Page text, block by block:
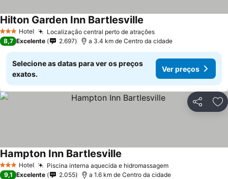
3 EstrelasHotel Localização central perto de atraçõesVer preços
Hilton Garden Inn Bartlesville
8,7 Excelente 2.697 a 3.4 km de Centro da cidade
Selecione as datas para ver os preços
exatos.
Ver preços
Partilhar
3 EstrelasHotel Piscina interna aquecida e hidromassagemVer preços
Hampton Inn Bartlesville
9,1 Excelente 2.055 a 1.6 km de Centro da cidade